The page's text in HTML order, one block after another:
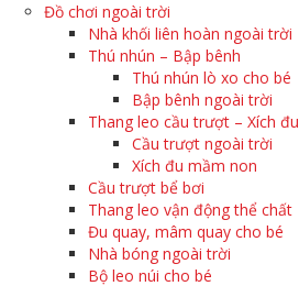
Đồ chơi ngoài trời
Nhà khối liên hoàn ngoài trời
Thú nhún – Bập bênh
Thú nhún lò xo cho bé
Bập bênh ngoài trời
Thang leo cầu trượt – Xích đu
Cầu trượt ngoài trời
Xích đu mầm non
Cầu trượt bể bơi
Thang leo vận động thể chất
Đu quay, mâm quay cho bé
Nhà bóng ngoài trời
Bộ leo núi cho bé